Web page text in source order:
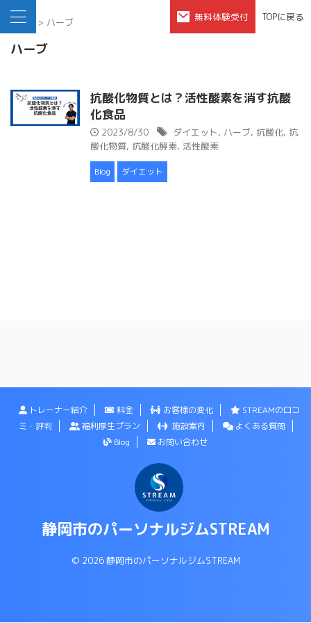
無料体験受付 TOPに戻る
HOME > ハーブ
ハーブ
抗酸化物質とは？活性酸素を消す抗酸
化食品
2023/8/30 ダイエット, ハーブ, 抗酸化, 抗
酸化物質, 抗酸化酵素, 活性酸素
Blog ダイエット
トレーナー紹介 料金 お客様の変化
STREAMの口コ
ミ・評判
福利厚生プラン 施設案内
よくある質問
Blog
お問い合わせ
静岡市のパーソナルジムSTREAM
© 2026 静岡市のパーソナルジムSTREAM